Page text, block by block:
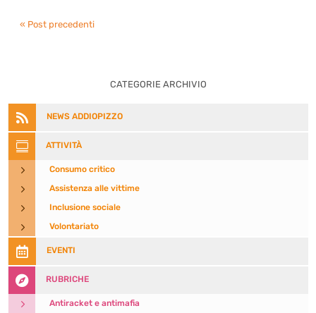
« Post precedenti
CATEGORIE ARCHIVIO
 NEWS ADDIOPIZZO
 ATTIVITÀ
5 Consumo critico
5 Assistenza alle vittime
5 Inclusione sociale
5 Volontariato
 EVENTI
 RUBRICHE
5 Antiracket e antimafia